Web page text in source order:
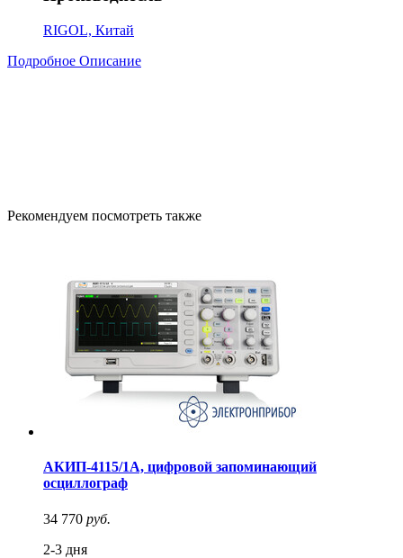
RIGOL, Китай
Подробное Описание
Рекомендуем посмотреть также
АКИП-4115/1А, цифровой запоминающий
осциллограф
34 770 руб.
2-3 дня